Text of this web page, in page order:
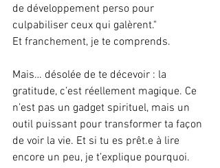
de développement perso pour
culpabiliser ceux qui galèrent."
Et franchement, je te comprends.
Mais… désolée de te décevoir : la
gratitude, c’est réellement magique. Ce
n’est pas un gadget spirituel, mais un
outil puissant pour transformer ta façon
de voir la vie. Et si tu es prêt.e à lire
encore un peu, je t’explique pourquoi.